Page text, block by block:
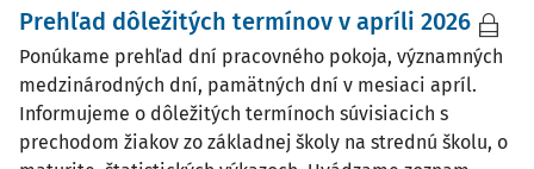
Prehľad dôležitých termínov v apríli 2026
Ponúkame prehľad dní pracovného pokoja, významných
medzinárodných dní, pamätných dní v mesiaci apríl.
Informujeme o dôležitých termínoch súvisiacich s
prechodom žiakov zo základnej školy na strednú školu, o